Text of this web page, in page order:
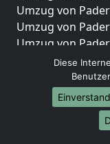
Umzug von
Umzug von
Umzug von
Umzug von
Umzug von
Umzug von
Diese